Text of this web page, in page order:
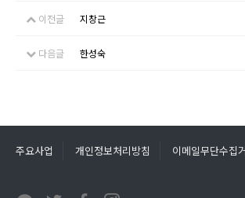
이전글 지창근
다음글 한성숙
주요사업 개인정보처리방침 이메일무단수집